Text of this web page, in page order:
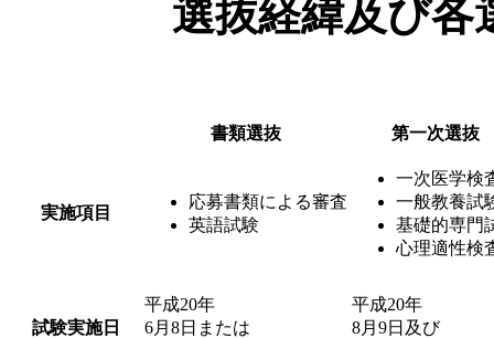
選抜経緯及び各
書類選抜 第一次選抜
実施項目
応募書類による審査
英語試験
一次医学検
一般教養試
基礎的専門
心理適性検
試験実施日
平成20年
6月8日または
平成20年
8月9日及び